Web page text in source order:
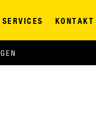
SERVICES KONTAKT